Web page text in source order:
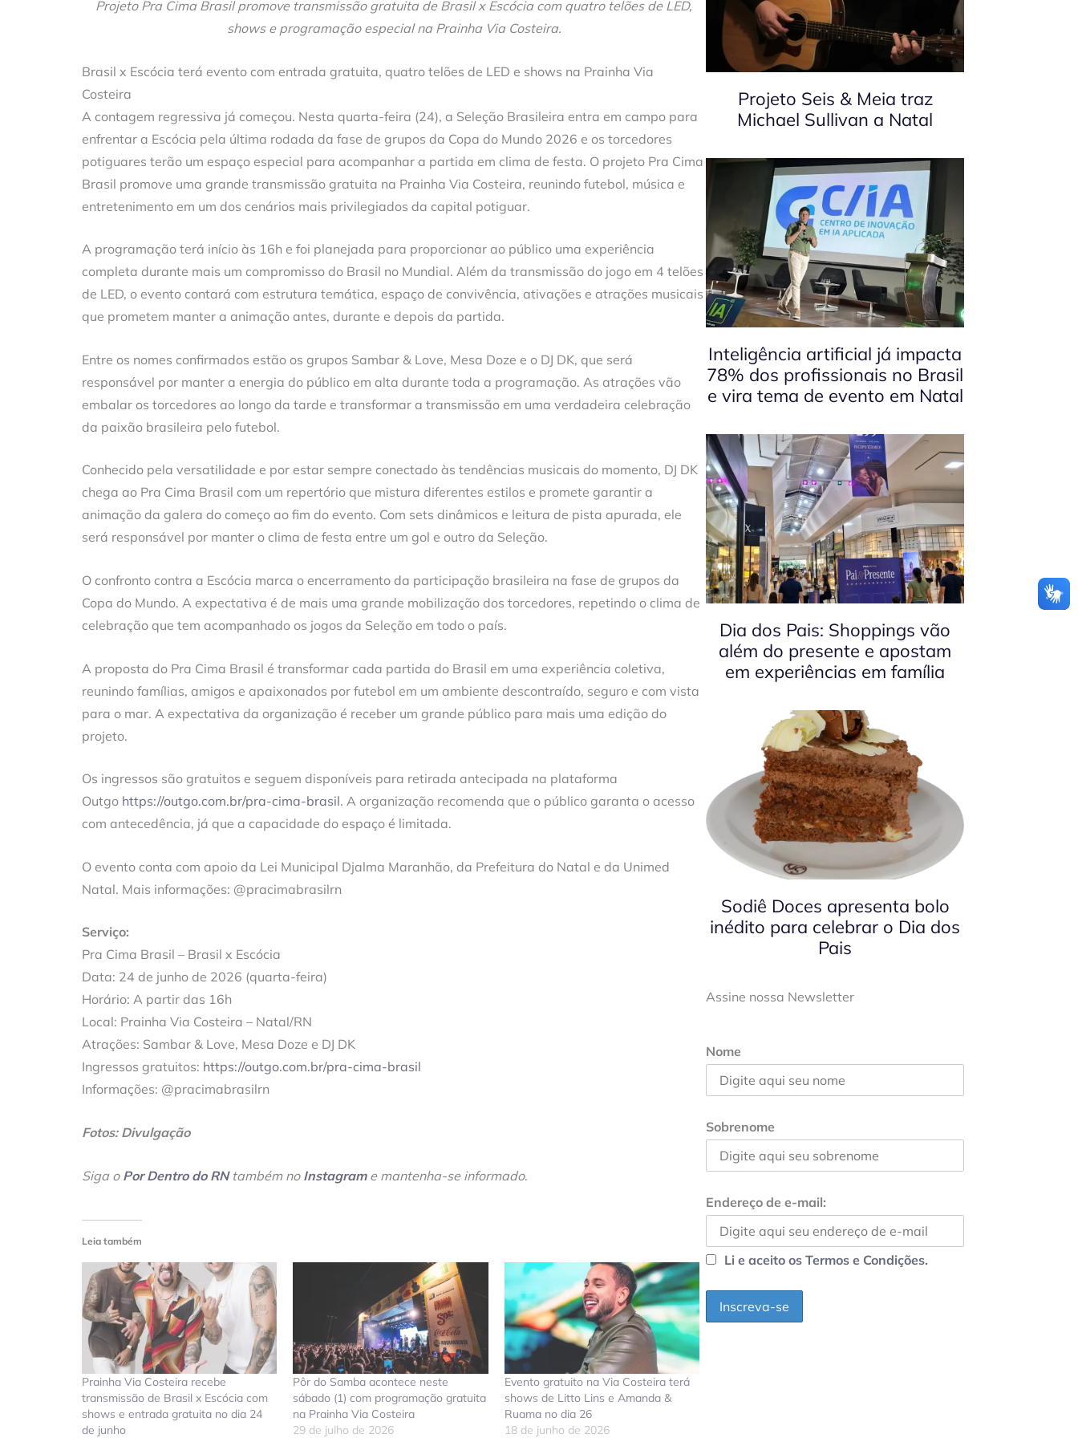
Projeto Pra Cima Brasil promove transmissão gratuita de Brasil x Escócia com quatro telões de LED,
shows e programação especial na Prainha Via Costeira.
Brasil x Escócia terá evento com entrada gratuita, quatro telões de LED e shows na Prainha Via
Costeira
A contagem regressiva já começou. Nesta quarta-feira (24), a Seleção Brasileira entra em campo para
enfrentar a Escócia pela última rodada da fase de grupos da Copa do Mundo 2026 e os torcedores
potiguares terão um espaço especial para acompanhar a partida em clima de festa. O projeto Pra Cima
Brasil promove uma grande transmissão gratuita na Prainha Via Costeira, reunindo futebol, música e
entretenimento em um dos cenários mais privilegiados da capital potiguar.
A programação terá início às 16h e foi planejada para proporcionar ao público uma experiência
completa durante mais um compromisso do Brasil no Mundial. Além da transmissão do jogo em 4 telões
de LED, o evento contará com estrutura temática, espaço de convivência, ativações e atrações musicais
que prometem manter a animação antes, durante e depois da partida.
Entre os nomes confirmados estão os grupos Sambar & Love, Mesa Doze e o DJ DK, que será
responsável por manter a energia do público em alta durante toda a programação. As atrações vão
embalar os torcedores ao longo da tarde e transformar a transmissão em uma verdadeira celebração
da paixão brasileira pelo futebol.
Conhecido pela versatilidade e por estar sempre conectado às tendências musicais do momento, DJ DK
chega ao Pra Cima Brasil com um repertório que mistura diferentes estilos e promete garantir a
animação da galera do começo ao fim do evento. Com sets dinâmicos e leitura de pista apurada, ele
será responsável por manter o clima de festa entre um gol e outro da Seleção.
O confronto contra a Escócia marca o encerramento da participação brasileira na fase de grupos da
Copa do Mundo. A expectativa é de mais uma grande mobilização dos torcedores, repetindo o clima de
celebração que tem acompanhado os jogos da Seleção em todo o país.
A proposta do Pra Cima Brasil é transformar cada partida do Brasil em uma experiência coletiva,
reunindo famílias, amigos e apaixonados por futebol em um ambiente descontraído, seguro e com vista
para o mar. A expectativa da organização é receber um grande público para mais uma edição do
projeto.
Os ingressos são gratuitos e seguem disponíveis para retirada antecipada na plataforma
Outgo https://outgo.com.br/pra-cima-brasil. A organização recomenda que o público garanta o acesso
com antecedência, já que a capacidade do espaço é limitada.
O evento conta com apoio da Lei Municipal Djalma Maranhão, da Prefeitura do Natal e da Unimed
Natal. Mais informações: @pracimabrasilrn
Serviço:
Pra Cima Brasil – Brasil x Escócia
Data: 24 de junho de 2026 (quarta-feira)
Horário: A partir das 16h
Local: Prainha Via Costeira – Natal/RN
Atrações: Sambar & Love, Mesa Doze e DJ DK
Ingressos gratuitos: https://outgo.com.br/pra-cima-brasil
Informações: @pracimabrasilrn
Fotos: Divulgação
Siga o Por Dentro do RNtambém no Instagrame mantenha-se informado.
Leia também
Prainha Via Costeira recebe
transmissão de Brasil x Escócia com
shows e entrada gratuita no dia 24
de junho
Pôr do Samba acontece neste
sábado (1) com programação gratuita
na Prainha Via Costeira
29 de julho de 2026
Evento gratuito na Via Costeira terá
shows de Litto Lins e Amanda &
Ruama no dia 26
18 de junho de 2026
Projeto Seis & Meia traz
Michael Sullivan a Natal
Inteligência artificial já impacta
78% dos profissionais no Brasil
e vira tema de evento em Natal
Dia dos Pais: Shoppings vão
além do presente e apostam
em experiências em família
Sodiê Doces apresenta bolo
inédito para celebrar o Dia dos
Pais
Assine nossa Newsletter
Nome
Sobrenome
Endereço de e-mail:
Li e aceito os Termos e Condições.